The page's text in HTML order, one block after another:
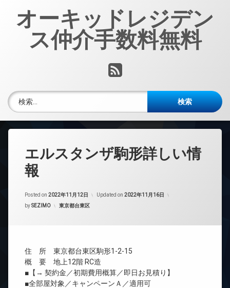
オーキッドレジデン
ス仲介手数料無料
RSS
検索:
エルスタンザ駒形詳しい情
報
Posted on 2022年11月12日 Updated on 2022年11月16日
bySEZIMO カテゴリー:
東京都台東区
住 所 東京都台東区駒形1-2-15
概 要 地上12階 RC造
■【→ 契約金／初期費用概算／即日お見積り】
■全部屋対象／キャンペーンＡ／適用可